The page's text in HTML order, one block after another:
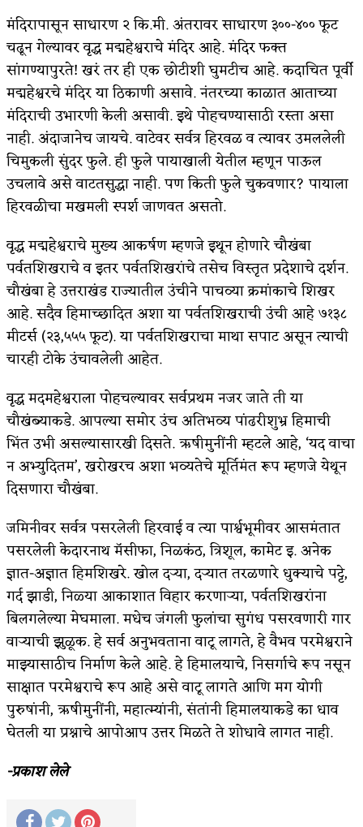
मंदिरापासून साधारण २ कि.मी. अंतरावर साधारण ३००-४०० फूट
चढून गेल्यावर वृद्ध मद्महेश्वराचे मंदिर आहे. मंदिर फक्त
सांगण्यापुरते! खरं तर ही एक छोटीशी घुमटीच आहे. कदाचित पूर्वी
मद्महेश्वरचे मंदिर या ठिकाणी असावे. नंतरच्या काळात आताच्या
मंदिराची उभारणी केली असावी. इथे पोहचण्यासाठी रस्ता असा
नाही. अंदाजानेच जायचे. वाटेवर सर्वत्र हिरवळ व त्यावर उमललेली
चिमुकली सुंदर फुले. ही फुले पायाखाली येतील म्हणून पाऊल
उचलावे असे वाटतसुद्धा नाही. पण किती फुले चुकवणार? पायाला
हिरवळीचा मखमली स्पर्श जाणवत असतो.
वृद्ध मद्महेश्वराचे मुख्य आकर्षण म्हणजे इथून होणारे चौखंबा
पर्वतशिखराचे व इतर पर्वतशिखरांचे तसेच विस्तृत प्रदेशाचे दर्शन.
चौखंबा हे उत्तराखंड राज्यातील उंचीने पाचव्या क्रमांकाचे शिखर
आहे. सदैव हिमाच्छादित अशा या पर्वतशिखराची उंची आहे ७१३८
मीटर्स (२३,५५५ फूट). या पर्वतशिखराचा माथा सपाट असून त्याची
चारही टोके उंचावलेली आहेत.
वृद्ध मदमहेश्वराला पोहचल्यावर सर्वप्रथम नजर जाते ती या
चौखंब्याकडे. आपल्या समोर उंच अतिभव्य पांढरीशुभ्र हिमाची
भिंत उभी असल्यासारखी दिसते. ऋषीमुनींनी म्हटले आहे, ‘यद वाचा
न अभ्युदितम’, खरोखरच अशा भव्यतेचे मूर्तिमंत रूप म्हणजे येथून
दिसणारा चौखंबा.
जमिनीवर सर्वत्र पसरलेली हिरवाई व त्या पार्श्वभूमीवर आसमंतात
पसरलेली केदारनाथ मॅसीफा, निळकंठ, त्रिशूल, कामेट इ. अनेक
ज्ञात-अज्ञात हिमशिखरे. खोल दऱ्या, दऱ्यात तरळणारे धुक्याचे पट्टे,
गर्द झाडी, निळ्या आकाशात विहार करणाऱ्या, पर्वतशिखरांना
बिलगलेल्या मेघमाला. मधेच जंगली फुलांचा सुगंध पसरवणारी गार
वाऱ्याची झुळूक. हे सर्व अनुभवताना वाटू लागते, हे वैभव परमेश्वराने
माझ्यासाठीच निर्माण केले आहे. हे हिमालयाचे, निसर्गाचे रूप नसून
साक्षात परमेश्वराचे रूप आहे असे वाटू लागते आणि मग योगी
पुरुषांनी, ऋषीमुनींनी, महात्म्यांनी, संतांनी हिमालयाकडे का धाव
घेतली या प्रश्नाचे आपोआप उत्तर मिळते ते शोधावे लागत नाही.
-प्रकाश लेले